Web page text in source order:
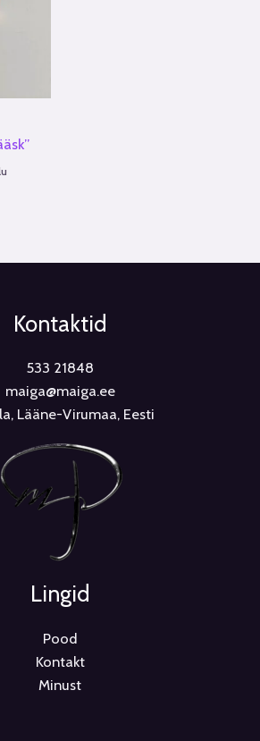
Kontaktid
533 21848
maiga@maiga.ee
Lääne-Virumaa, Eesti
Lingid
Pood
Kontakt
Minust